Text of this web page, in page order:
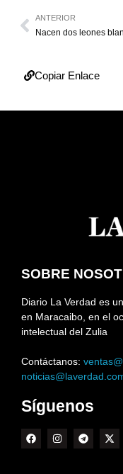
ANTERIOR
Copiar Enlace
SOBRE
Diario La Verdad es
en Maracaibo, en el
intelectual del Zulia
Contáctanos:
Síguenos